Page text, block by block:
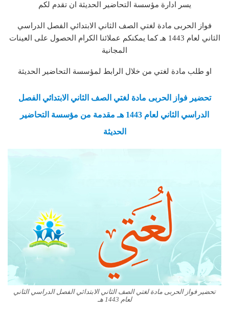
يسر ادارة مؤسسة التحاضير الحديثة ان تقدم لكم
فواز الحربى مادة لغتي الصف الثاني الابتدائي الفصل الدراسي
الثاني لعام 1443 هـ كما يمكنكم عملائنا الكرام الحصول على العينات
المجانية
او طلب مادة لغتي من خلال الرابط لمؤسسة التحاضير الحديثة
تحضير فواز الحربى مادة لغتي الصف الثاني الابتدائي الفصل
الدراسي الثاني لعام 1443 هـ مقدمة من مؤسسة التحاضير
الحديثة
تحضير فواز الحربى مادة لغتي الصف الثاني الابتدائي الفصل الدراسي الثاني
لعام 1443 هـ